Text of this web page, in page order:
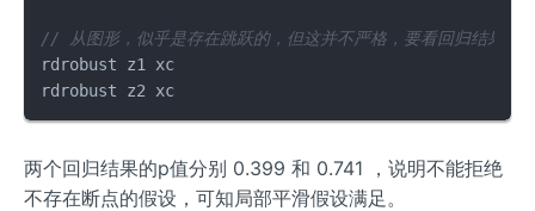
// 从图形，似乎是存在跳跃的，但这并不严格，要看回归结果
rdrobust z1 xc
rdrobust z2 xc
两个回归结果的p值分别 0.399 和 0.741 ，说明不能拒绝
不存在断点的假设，可知局部平滑假设满足。